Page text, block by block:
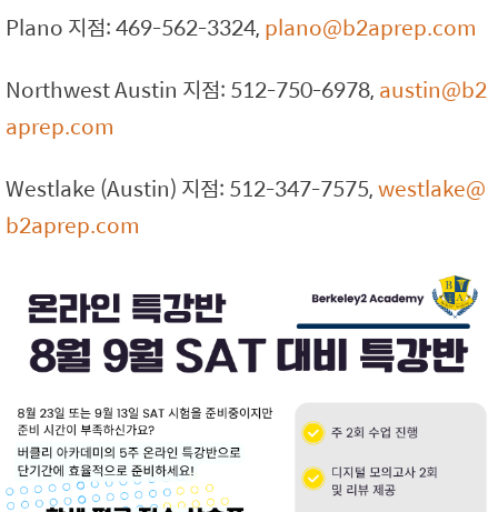
Plano 지점: 469-562-3324, plano@b2aprep.com
Northwest Austin 지점: 512-750-6978, austin@b2
aprep.com
Westlake (Austin) 지점: 512-347-7575,westlake@
b2aprep.com